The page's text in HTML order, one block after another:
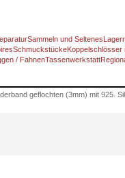
Sammeln und Seltenes
SchmuckstückeKoppelschlösser
/ FahnenTassenwerkstatt
geflochten (3mm) mit 925.